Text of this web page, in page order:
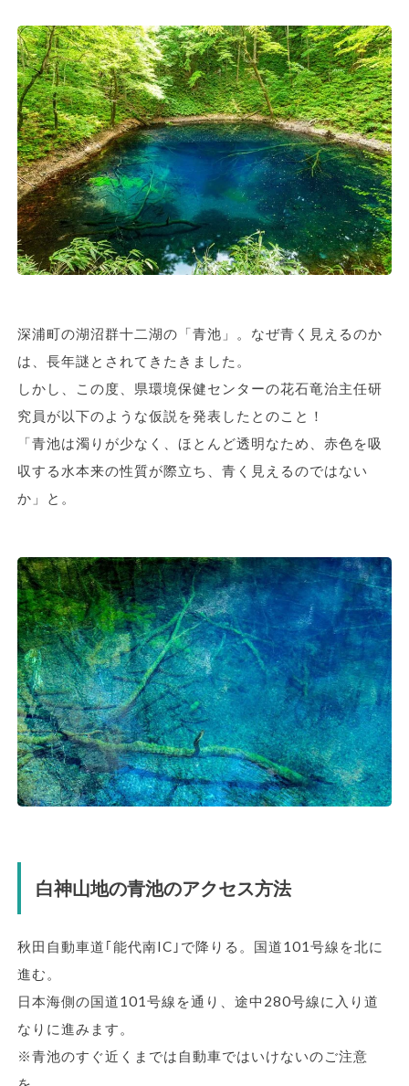
深浦町の湖沼群十二湖の「青池」。なぜ青く見えるのか
は、長年謎とされてきたきました。
しかし、この度、県環境保健センターの花石竜治主任研
究員が以下のような仮説を発表したとのこと！
「青池は濁りが少なく、ほとんど透明なため、赤色を吸
収する水本来の性質が際立ち、青く見えるのではない
か」と。
白神山地の青池のアクセス方法
秋田自動車道｢能代南IC｣で降りる。国道101号線を北に
進む。
日本海側の国道101号線を通り、途中280号線に入り道
なりに進みます。
※青池のすぐ近くまでは自動車ではいけないのご注意